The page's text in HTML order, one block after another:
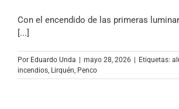
Especiales
Con el encendido de las primeras
[...]
Por Eduardo Unda | mayo 28, 2026 | Etiquetas:
incendios Lirquén Penco